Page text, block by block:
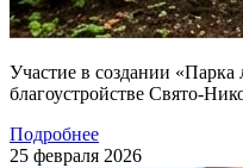
Участие в создании
благоустройстве Свято-
Подробнее
25 февраля 2026